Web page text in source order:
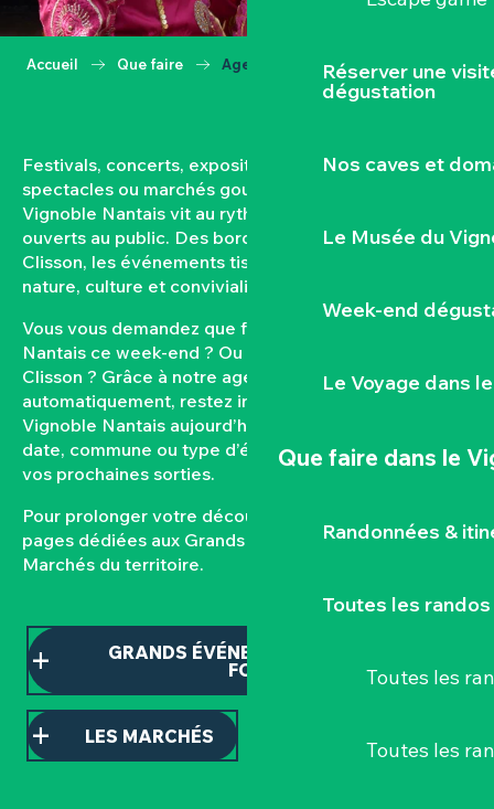
Réserver une
dégustation
Nos caves et
Le Musée du
Week-end
Le Voyage dans
Que faire dans le
Randonnées &
Toutes les randos
Toutes les
Toutes les
Accueil Que faire Agenda
Festivals, concerts, expositions, vendanges,
spectacles ou marchés gourmands… Toute l’année, le
Vignoble Nantais vit au rythme de ses rendez-vous
ouverts au public. Des bords de Loire aux coteaux de
Clisson, les événements tissent un lien fort entre
nature, culture et convivialité.
Vous vous demandez que faire dans le Vignoble
Nantais ce week-end ? Ou quel est l’agenda de
Clisson ? Grâce à notre agenda mis à jour
automatiquement, restez informés des sorties dans le
Vignoble Nantais aujourd’hui et à venir. Filtrez par
date, commune ou type d’événement pour composer
vos prochaines sorties.
Pour prolonger votre découverte, consultez nos
pages dédiées aux Grands événements et aux
Marchés du territoire.
GRANDS ÉVÉNEMENTS ET TEMPS
FORTS
LES MARCHÉS